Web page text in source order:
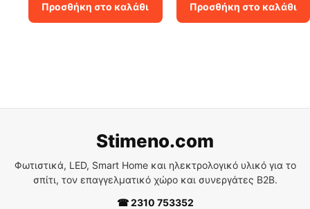
154.80€.είναι:
108.36€.
Προσθήκη στο καλάθι
60.00€.είναι:
42.00€.
Προσθήκη στο καλάθι
Stimeno.com
Φωτιστικά, LED, Smart Home και ηλεκτρολογικό υλικό για το
σπίτι, τον επαγγελματικό χώρο και συνεργάτες B2B.
☎ 2310 753352